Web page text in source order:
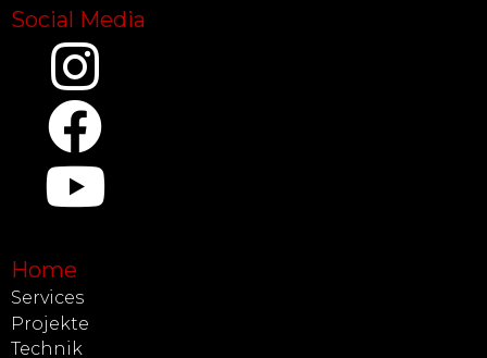
Social Media
Home
Services
Projekte
Technik